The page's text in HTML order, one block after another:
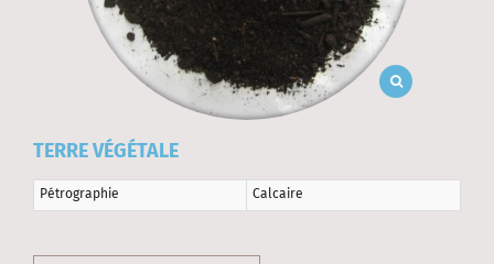
TERRE VÉGÉTALE
Pétrographie Calcaire